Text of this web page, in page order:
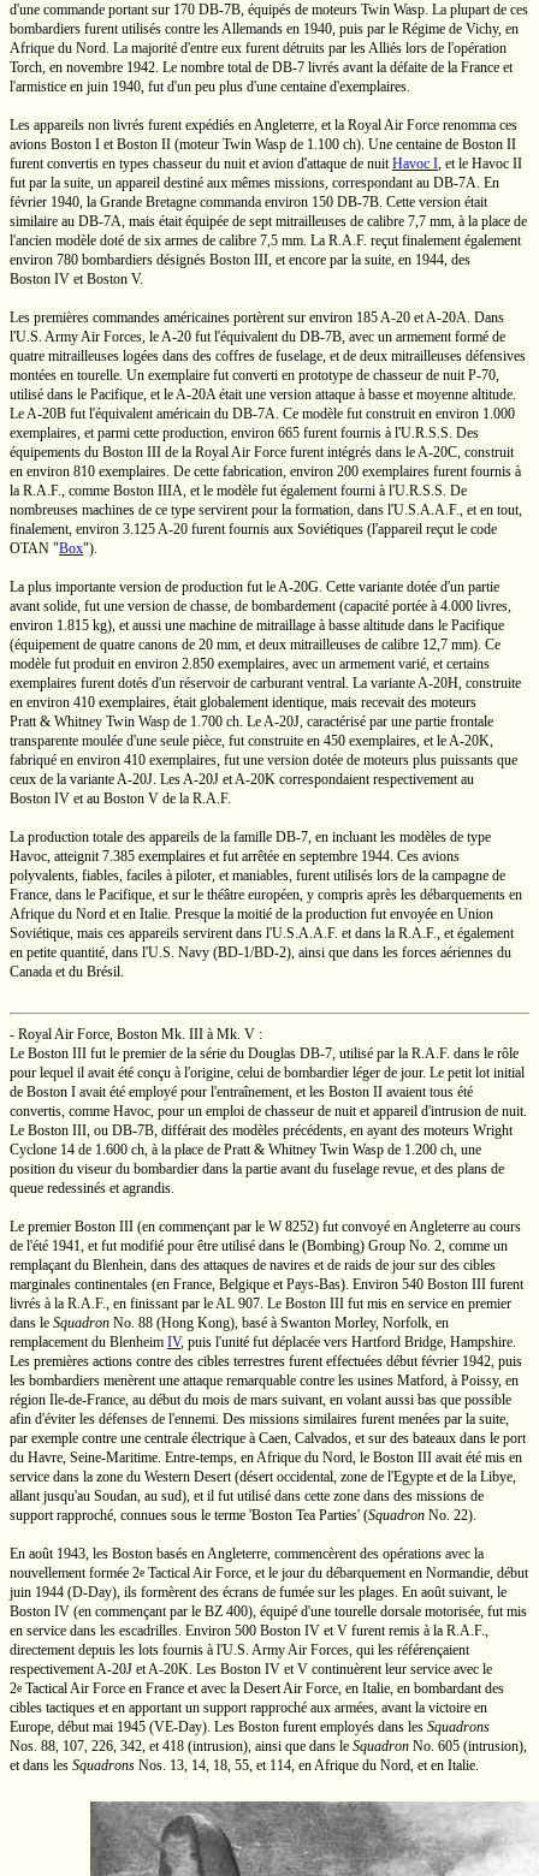
d'une commande portant sur 170 DB-7B, équipés de moteurs Twin Wasp. La plupart de ces
bombardiers furent utilisés contre les Allemands en 1940, puis par le Régime de Vichy, en
Afrique du Nord. La majorité d'entre eux furent détruits par les Alliés lors de l'opération
Torch, en novembre 1942. Le nombre total de DB-7 livrés avant la défaite de la France et
l'armistice en juin 1940, fut d'un peu plus d'une centaine d'exemplaires.
Les appareils non livrés furent expédiés en Angleterre, et la Royal Air Force renomma ces
avions Boston I etBoston II (moteur Twin Wasp de 1.100 ch). Une centaine de Boston II
furent convertis en types chasseur du nuit et avion d'attaque de nuitHavoc I, et le Havoc II
fut par la suite, un appareil destiné aux mêmes missions, correspondant au DB-7A. En
février 1940, la Grande Bretagne commanda environ 150 DB-7B. Cette version était
similaire au DB-7A, mais était équipée de sept mitrailleuses de calibre 7,7 mm, à la place de
l'ancien modèle doté de six armes de calibre 7,5 mm. La R.A.F. reçut finalement également
environ 780 bombardiers désignés Boston III, et encore par la suite, en 1944, des
Boston IV etBoston V.
Les premières commandes américaines portèrent sur environ 185A-20 etA-20A. Dans
l'U.S. Army Air Forces, leA-20 fut l'équivalent du DB-7B, avec un armement formé de
quatre mitrailleuses logées dans des coffres de fuselage, et de deux mitrailleuses défensives
montées en tourelle. Un exemplaire fut converti en prototype de chasseur de nuitP-70,
utilisé dans le Pacifique, et leA-20Aétait une version attaque à basse et moyenne altitude.
LeA-20B fut l'équivalent américain du DB-7A. Ce modèle fut construit en environ 1.000
exemplaires, et parmi cette production, environ 665 furent fournis à l'U.R.S.S. Des
équipements du Boston III de la Royal Air Force furent intégrés dans leA-20C, construit
en environ 810 exemplaires. De cette fabrication, environ 200 exemplaires furent fournis à
la R.A.F., comme Boston IIIA, et le modèle fut également fourni à l'U.R.S.S. De
nombreuses machines de ce type servirent pour la formation, dans l'U.S.A.A.F., et en tout,
finalement, environ 3.125A-20 furent fournis aux Soviétiques (l'appareil reçut le code
OTAN "Box").
La plus importante version de production fut leA-20G. Cette variante dotée d'un partie
avant solide, fut une version de chasse, de bombardement (capacité portée à 4.000 livres,
environ 1.815 kg), et aussi une machine de mitraillage à basse altitude dans le Pacifique
(équipement de quatre canons de 20 mm, et deux mitrailleuses de calibre 12,7 mm). Ce
modèle fut produit en environ 2.850 exemplaires, avec un armement varié, et certains
exemplaires furent dotés d'un réservoir de carburant ventral. La varianteA-20H, construite
en environ 410 exemplaires, était globalement identique, mais recevait des moteurs
Pratt & Whitney Twin Wasp de 1.700 ch. LeA-20J, caractérisé par une partie frontale
transparente moulée d'une seule pièce, fut construite en 450 exemplaires, et leA-20K,
fabriqué en environ 410 exemplaires, fut une version dotée de moteurs plus puissants que
ceux de la varianteA-20J. LesA-20J etA-20K correspondaient respectivement au
Boston IV et au Boston V de la R.A.F.
La production totale des appareils de la famille DB-7, en incluant les modèles de type
Havoc, atteignit 7.385 exemplaires et fut arrêtée en septembre 1944. Ces avions
polyvalents, fiables, faciles à piloter, et maniables, furent utilisés lors de la campagne de
France, dans le Pacifique, et sur le théâtre européen, y compris après les débarquements en
Afrique du Nord et en Italie. Presque la moitié de la production fut envoyée en Union
Soviétique, mais ces appareils servirent dans l'U.S.A.A.F. et dans la R.A.F., et également
en petite quantité, dans l'U.S. Navy (BD-1/BD-2), ainsi que dans les forces aériennes du
Canada et du Brésil.
- Royal Air Force, Boston Mk. III à Mk. V :
Le Boston III fut le premier de la série du Douglas DB-7, utilisé par la R.A.F. dans le rôle
pour lequel il avait été conçu à l'origine, celui de bombardier léger de jour. Le petit lot initial
de Boston I avait été employé pour l'entraînement, et les Boston II avaient tous été
convertis, comme Havoc, pour un emploi de chasseur de nuit et appareil d'intrusion de nuit.
Le Boston III, ou DB-7B, différait des modèles précédents, en ayant des moteurs Wright
Cyclone 14 de 1.600 ch, à la place de Pratt & Whitney Twin Wasp de 1.200 ch, une
position du viseur du bombardier dans la partie avant du fuselage revue, et des plans de
queue redessinés et agrandis.
Le premier Boston III (en commençant par le W 8252) fut convoyé en Angleterre au cours
de l'été 1941, et fut modifié pour être utilisé dans le (Bombing) Group No. 2, comme un
remplaçant du Blenhein, dans des attaques de navires et de raids de jour sur des cibles
marginales continentales (en France, Belgique etPays-Bas). Environ 540 Boston III furent
livrés à la R.A.F., en finissant par leAL 907. Le Boston III fut mis en service en premier
dans le Squadron No. 88 (Hong Kong), basé à Swanton Morley, Norfolk, en
remplacement du Blenheim IV, puis l'unité fut déplacée vers Hartford Bridge, Hampshire.
Les premières actions contre des cibles terrestres furent effectuées début février 1942, puis
les bombardiers menèrent une attaque remarquable contre les usines Matford, à Poissy, en
région Ile-de-France, au début du mois de mars suivant, en volant aussi bas que possible
afin d'éviter les défenses de l'ennemi. Des missions similaires furent menées par la suite,
par exemple contre une centrale électrique à Caen, Calvados, et sur des bateaux dans le port
du Havre, Seine-Maritime. Entre-temps, en Afrique du Nord, le Boston III avait été mis en
service dans la zone du Western Desert(désert occidental, zone de l'Egypte et de la Libye,
allant jusqu'au Soudan, au sud), et il fut utilisé dans cette zone dans des missions de
support rapproché, connues sous le terme 'Boston Tea Parties' (Squadron No. 22).
En août 1943, les Boston basés en Angleterre, commencèrent des opérations avec la
nouvellement formée 2e TacticalAir Force, et le jour du débarquement en Normandie, début
juin 1944 (D-Day), ils formèrent des écrans de fumée sur les plages. En août suivant, le
Boston IV (en commençant par le BZ 400), équipé d'une tourelle dorsale motorisée, fut mis
en service dans les escadrilles. Environ 500 Boston IV et V furent remis à la R.A.F.,
directement depuis les lots fournis à l'U.S. Army Air Forces, qui les référençaient
respectivementA-20J etA-20K. Les Boston IV et V continuèrent leur service avec le
2e TacticalAir Force en France et avec la Desert Air Force, en Italie, en bombardant des
cibles tactiques et en apportant un support rapproché aux armées, avant la victoire en
Europe, début mai 1945 (VE-Day). Les Boston furent employés dans les Squadrons
Nos. 88, 107, 226, 342, et 418 (intrusion), ainsi que dans le Squadron No. 605 (intrusion),
et dans les Squadrons Nos. 13, 14, 18, 55, et 114, enAfrique du Nord, et en Italie.